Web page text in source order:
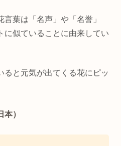
葉は「名声」や「名誉」
に似ていることに由来してい
ると元気が出てくる花にピッ
）